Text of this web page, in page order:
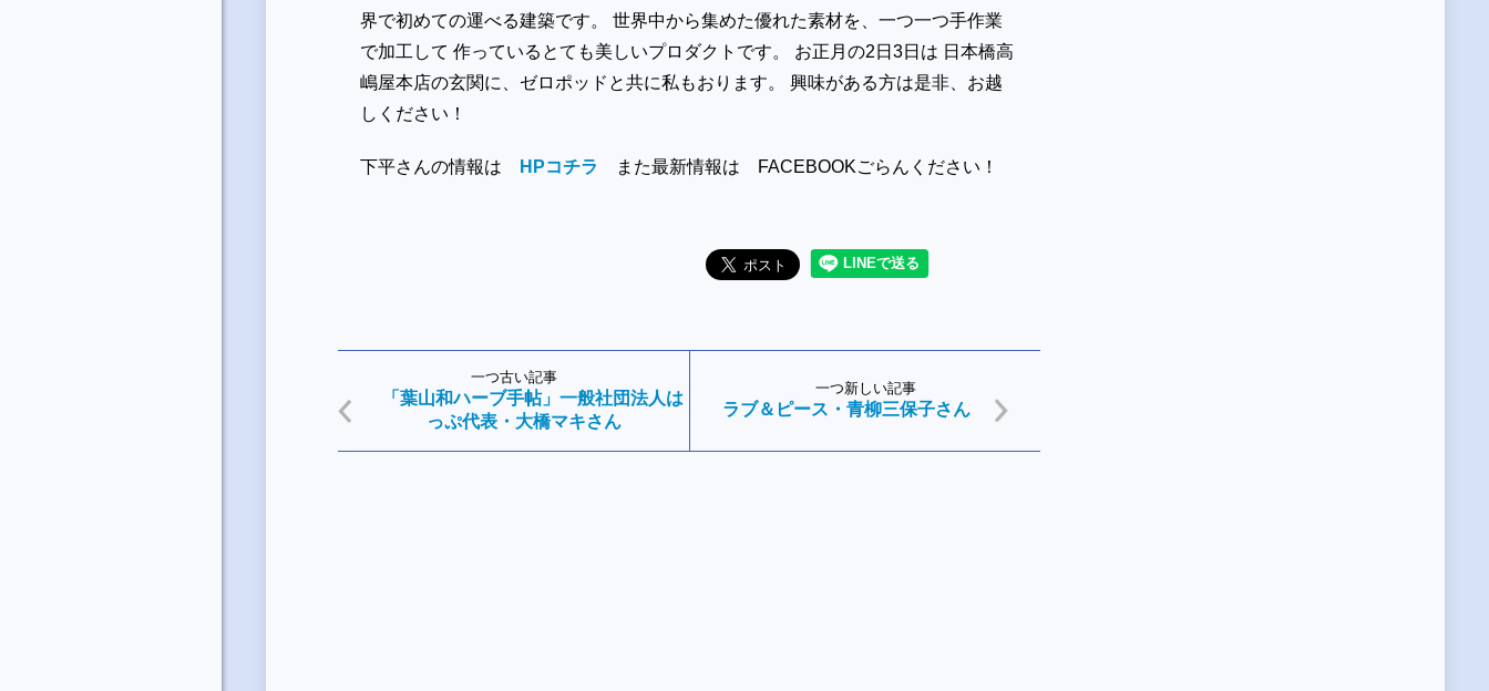
界で初めての運べる建築です。 世界中から集めた優れた素材を、一つ一つ手作業
で加工して 作っているとても美しいプロダクトです。 お正月の2日3日は 日本橋高
嶋屋本店の玄関に、ゼロポッドと共に私もおります。 興味がある方は是非、お越
しください！
下平さんの情報は HPコチラ また最新情報は FACEBOOKごらんください！
一つ古い記事
「葉山和ハーブ手帖」一般社団法人は
っぷ代表・大橋マキさん
一つ新しい記事
ラブ＆ピース・青柳三保子さん